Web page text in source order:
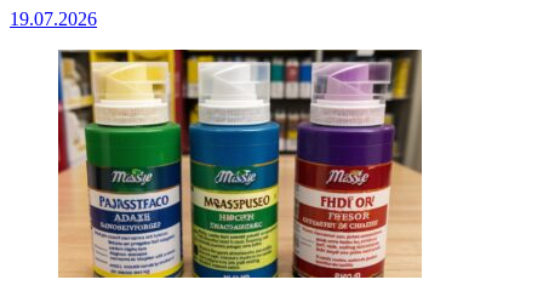
19.07.2026